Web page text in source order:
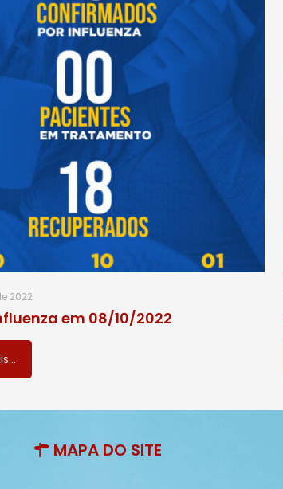
2022
em 08/10/2022
MAPA DO SITE